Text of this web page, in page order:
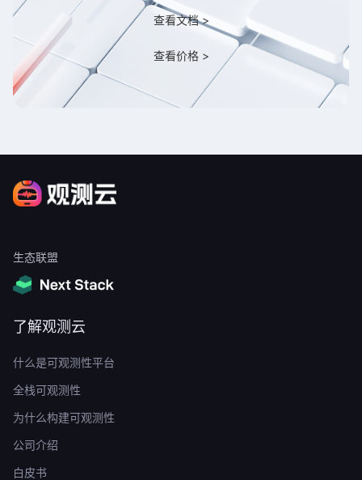
查看文档 >
查看价格 >
生态联盟
了解观测云
什么是可观测性平台
全栈可观测性
为什么构建可观测性
公司介绍
白皮书